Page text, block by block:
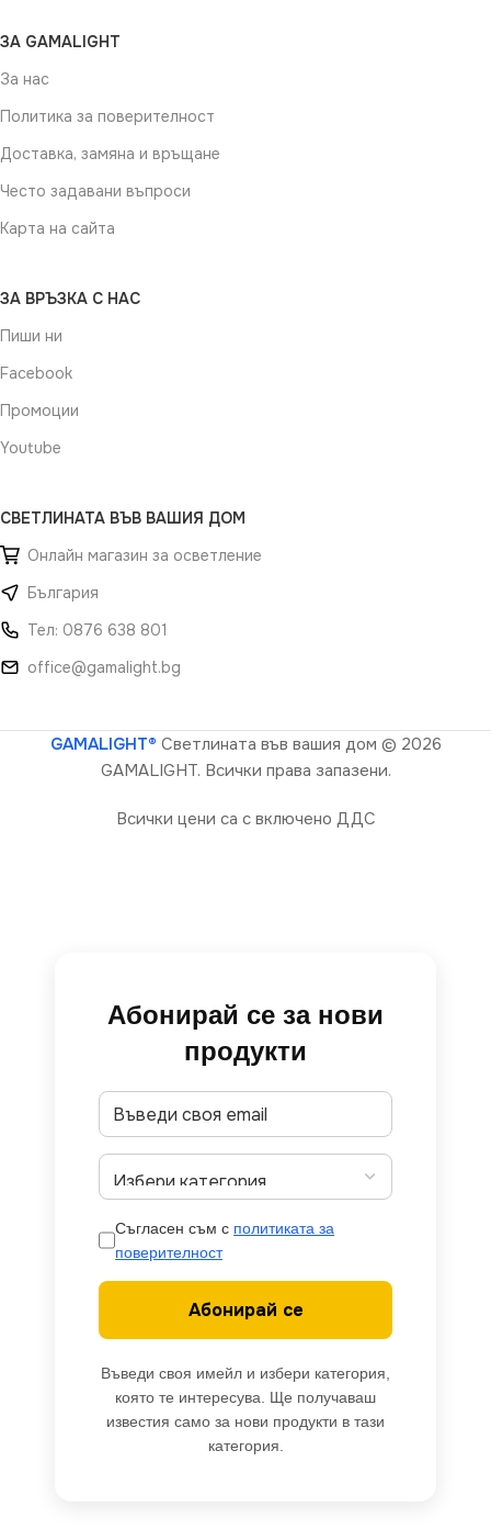
ЗА GAMALIGHT
За нас
Политика за поверителност
Доставка, замяна и връщане
Често задавани въпроси
Карта на сайта
ЗА ВРЪЗКА С НАС
Пиши ни
Facebook
Промоции
Youtube
СВЕТЛИНАТА ВЪВ ВАШИЯ ДОМ
Онлайн магазин за осветление
България
Тел: 0876 638 801
office@gamalight.bg
GAMALIGHT® Светлината във вашия дом © 2026
GAMALIGHT. Всички права запазени.
Всички цени са с включено ДДС
Абонирай се за нови
продукти
Съгласен съм с политиката за
поверителност
Абонирай се
Въведи своя имейл и избери категория,
която те интересува. Ще получаваш
известия само за нови продукти в тази
категория.